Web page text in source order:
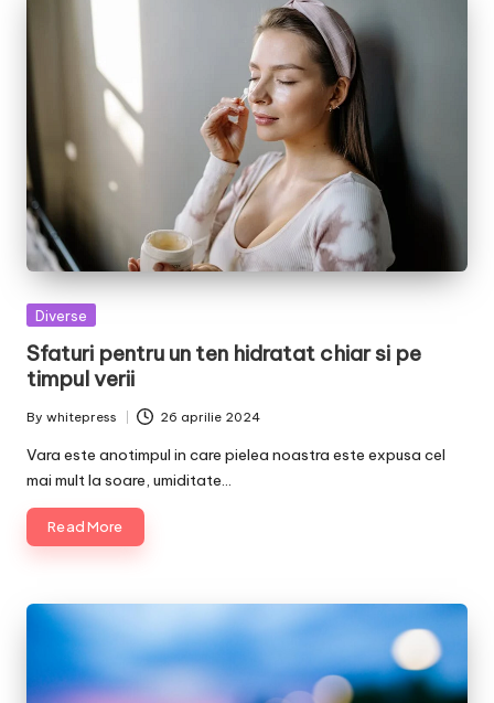
Posted
Diverse
Sfaturi pentru un ten hidratat chiar si pe
timpul verii
Posted
by
By whitepress 26 aprilie 2024
Vara este anotimpul in care pielea noastra este expusa cel
mai mult la soare, umiditate…
Read More